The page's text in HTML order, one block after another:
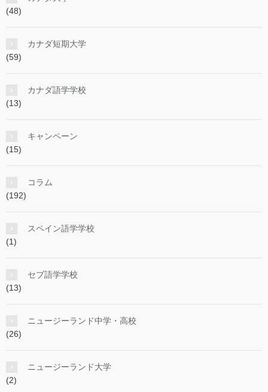
(48)
カナダ短期大学
(59)
カナダ語学学校
(13)
キャンペーン
(15)
コラム
(192)
スペイン語学学校
(1)
セブ語学学校
(13)
ニュージーランド中学・高校
(26)
ニュージーランド大学
(2)